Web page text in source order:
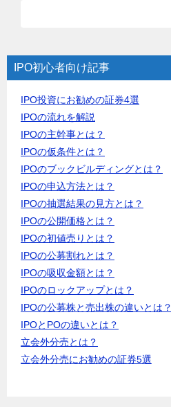
IPO初心者向け記事
IPO投資にお勧めの証券4選
IPOの流れを解説
IPOの主幹事とは？
IPOの仮条件とは？
IPOのブックビルディングとは？
IPOの申込方法とは？
IPOの抽選結果の見方とは？
IPOの公開価格とは？
IPOの初値売りとは？
IPOの公募割れとは？
IPOの吸収金額とは？
IPOのロックアップとは？
IPOの公募株と売出株の違いとは？
IPOとPOの違いとは？
立会外分売とは？
立会外分売にお勧めの証券5選